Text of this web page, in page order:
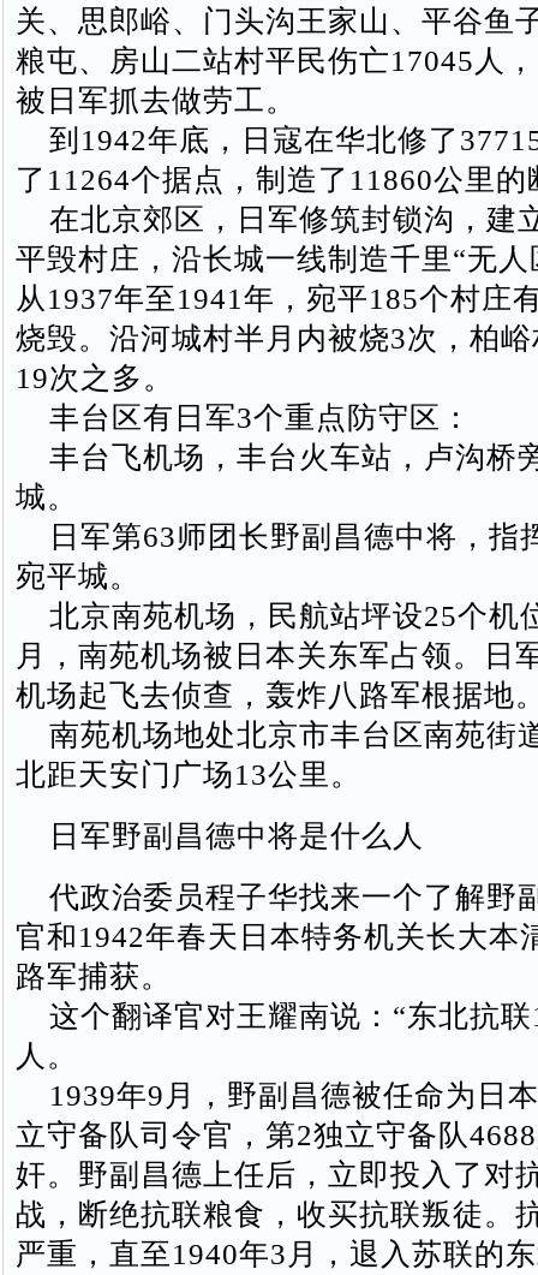
关、思郎峪、门头沟王家山、平谷鱼
粮屯、房山二站村平民伤亡17045人
被日军抓去做劳工。
到1942年底，日寇在华北修了
了11264个据点，制造了11860公里的
在北京郊区，日军修筑封锁沟，建
平毁村庄，沿长城一线制造千里“无人
从1937年至1941年，宛平185个村庄
烧毁。沿河城村半月内被烧3次，柏
19次之多。
丰台区有日军3个重点防守区：
丰台飞机场，丰台火车站，卢沟桥
城。
日军第63师团长野副昌德中将，指
宛平城。
北京南苑机场，民航站坪设25个机
月，南苑机场被日本关东军占领。日
机场起飞去侦查，轰炸八路军根据地
南苑机场地处北京市丰台区南苑街
北距天安门广场13公里。
日军野副昌德中将是什么人
代政治委员程子华找来一个了解野
官和1942年春天日本特务机关长大本
路军捕获。
这个翻译官对王耀南说：“东北抗联
人。
1939年9月，野副昌德被任命为日
立守备队司令官，第2独立守备队
奸。野副昌德上任后，立即投入了对
战，断绝抗联粮食，收买抗联叛徒。
严重，直至1940年3月，退入苏联的